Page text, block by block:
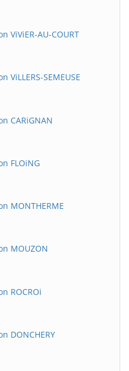
ViViER-AU-COURT
SEMEUSE
CARiGNAN
FLOiNG
MONTHERME
MOUZON
ROCROi
DONCHERY